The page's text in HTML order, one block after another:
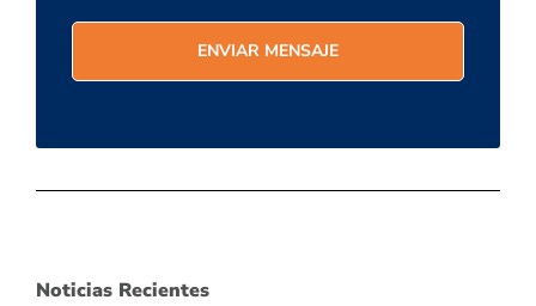
Noticias Recientes